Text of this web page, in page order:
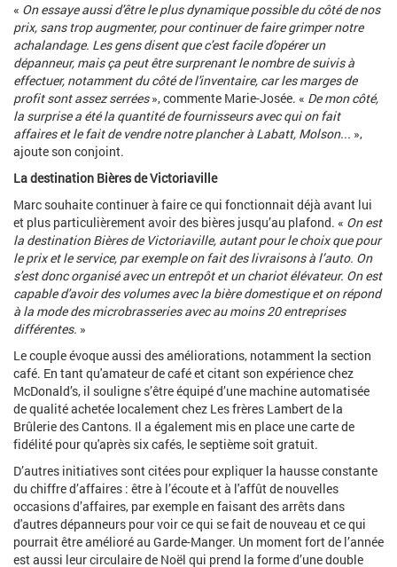
« On essaye aussi d'être le plus dynamique possible du côté de nos
prix, sans trop augmenter, pour continuer de faire grimper notre
achalandage. Les gens disent que c'est facile d'opérer un
dépanneur, mais ça peut être surprenant le nombre de suivis à
effectuer, notamment du côté de l'inventaire, car les marges de
profit sont assez serrées», commente Marie-Josée. « De mon côté,
la surprise a été la quantité de fournisseurs avec qui on fait
affaires et le fait de vendre notre plancher à Labatt, Molson... »,
ajoute son conjoint.
La destination Bières de Victoriaville
Marc souhaite continuer à faire ce qui fonctionnait déjà avant lui
et plus particulièrement avoir des bières jusqu’au plafond. « On est
la destination Bières de Victoriaville, autant pour le choix que pour
le prix et le service, par exemple on fait des livraisons à l’auto. On
s'est donc organisé avec un entrepôt et un chariot élévateur. On est
capable d'avoir des volumes avec la bière domestique et on répond
à la mode des microbrasseries avec au moins 20 entreprises
différentes. »
Le couple évoque aussi des améliorations, notamment la section
café. En tant qu'amateur de café et citant son expérience chez
McDonald’s, il souligne s’être équipé d’une machine automatisée
de qualité achetée localement chez Les frères Lambert de la
Brûlerie des Cantons. Il a également mis en place une carte de
fidélité pour qu'après six cafés, le septième soit gratuit.
D’autres initiatives sont citées pour expliquer la hausse constante
du chiffre d’affaires : être à l’écoute et à l'affût de nouvelles
occasions d’affaires, par exemple en faisant des arrêts dans
d'autres dépanneurs pour voir ce qui se fait de nouveau et ce qui
pourrait être amélioré au Garde-Manger. Un moment fort de l’année
est aussi leur circulaire de Noël qui prend la forme d’une double